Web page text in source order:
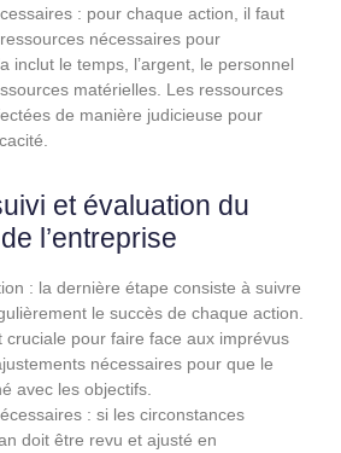
: pour chaque action, il faut
nécessaires pour
inclut le temps, l’argent, le personnel
matérielles. Les ressources
de manière judicieuse pour
et évaluation du
l’entreprise
: la dernière étape consiste à suivre
le succès de chaque action.
cruciale pour faire face aux imprévus
nécessaires pour que le
avec les objectifs.
: si les circonstances
doit être revu et ajusté en